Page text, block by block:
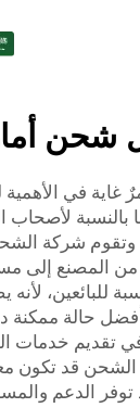
شحن
في
بالنسبة لأصحاب
وتقوم شركة
من المصنع إلى
للبائعين،
تقديم خدمات
قد تكون
الدعم